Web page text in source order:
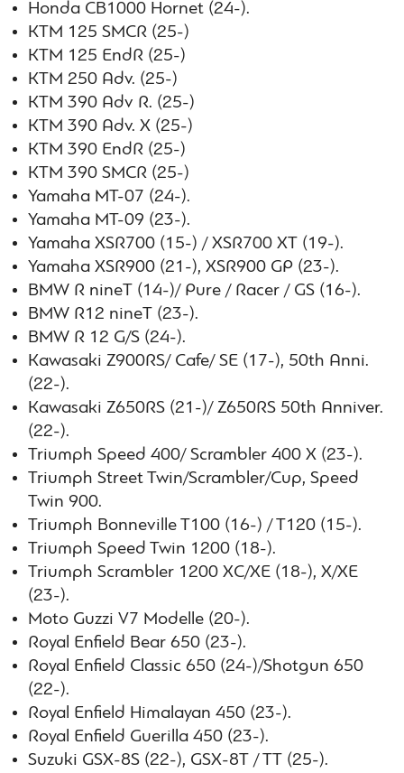
Honda CB1000 Hornet (24-).
KTM 125 SMCR (25-)
KTM 125 EndR (25-)
KTM 250 Adv. (25-)
KTM 390 Adv R. (25-)
KTM 390 Adv. X (25-)
KTM 390 EndR (25-)
KTM 390 SMCR (25-)
Yamaha MT-07 (24-).
Yamaha MT-09 (23-).
Yamaha XSR700 (15-) / XSR700 XT (19-).
Yamaha XSR900 (21-), XSR900 GP (23-).
BMW R nineT (14-)/ Pure / Racer / GS (16-).
BMW R12 nineT (23-).
BMW R 12 G/S (24-).
Kawasaki Z900RS/ Cafe/ SE (17-), 50th Anni.
(22-).
Kawasaki Z650RS (21-)/ Z650RS 50th Anniver.
(22-).
Triumph Speed 400/ Scrambler 400 X (23-).
Triumph Street Twin/Scrambler/Cup, Speed
Twin 900.
Triumph Bonneville T100 (16-) / T120 (15-).
Triumph Speed Twin 1200 (18-).
Triumph Scrambler 1200 XC/XE (18-), X/XE
(23-).
Moto Guzzi V7 Modelle (20-).
Royal Enfield Bear 650 (23-).
Royal Enfield Classic 650 (24-)/Shotgun 650
(22-).
Royal Enfield Himalayan 450 (23-).
Royal Enfield Guerilla 450 (23-).
Suzuki GSX-8S (22-), GSX-8T / TT (25-).